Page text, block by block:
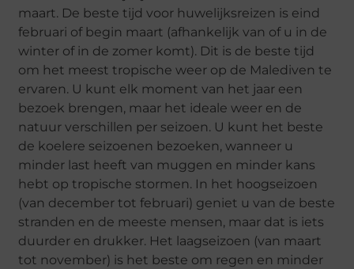
maart. De beste tijd voor huwelijksreizen is eind
februari of begin maart (afhankelijk van of u in de
winter of in de zomer komt). Dit is de beste tijd
om het meest tropische weer op de Malediven te
ervaren. U kunt elk moment van het jaar een
bezoek brengen, maar het ideale weer en de
natuur verschillen per seizoen. U kunt het beste
de koelere seizoenen bezoeken, wanneer u
minder last heeft van muggen en minder kans
hebt op tropische stormen. In het hoogseizoen
(van december tot februari) geniet u van de beste
stranden en de meeste mensen, maar dat is iets
duurder en drukker. Het laagseizoen (van maart
tot november) is het beste om regen en minder